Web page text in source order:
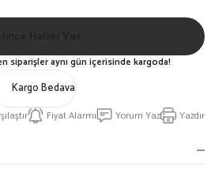
Kargo Bedava
Fiyat Alarmı Yorum Yaz Yazdır
siparişler aynı gün içerisinde kargoda!